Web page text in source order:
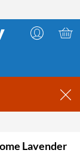
LAVENDER
Lavender